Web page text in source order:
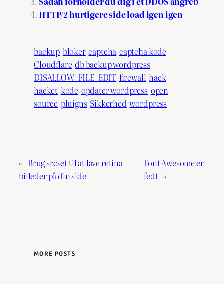
HTTP/2 hurtigere side load igen igen
backup bloker captcha captcha kode
Cloudflare db backup wordpress
DISALLOW_FILE_EDIT firewall hack
hacket kode opdater wordpress open
source pluigns Sikkerhed wordpress
← Brug srcset til at lave retina
billeder på din side
Font Awesome er
fedt →
MORE POSTS